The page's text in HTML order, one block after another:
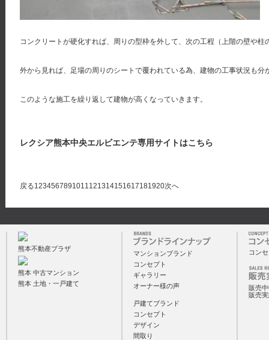
コンクリートが硬化すれば、周りの型枠を外して、次の工程（上階の壁や柱
外から見れば、足場の周りのシートで覆われている為、建物の工事状況も分
このような施工を繰り返して建物が高くなっていきます。
レクシア熊本中央エルビエンテ専用サイトはこちら
戻る1234567891011121314151617181920次へ
熊本不動産プラザ
熊本 中古マンション
熊本 土地・一戸建て
マンションブランド
コンセプト
ギャラリー
オーナー様の声
戸建てブランド
コンセプト
デザイン
間取り
コン
販売
販売